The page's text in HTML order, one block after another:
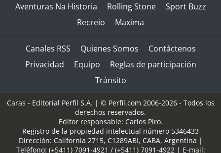
Aventuras Na Historia
Rolling Stone
Sport Buzz
Recreio
Maxima
Canales RSS Quienes Somos
Contáctenos
Privacidad
Equipo
Reglas de participación
Tránsito
Caras - Editorial Perfil S.A. | © Perfil.com 2006-2026 - Todos los
derechos reservados.
Editor responsable: Carlos Piro.
Registro de la propiedad intelectual número 5346433
Dirección: California 2715, C1289ABI, CABA, Argentina |
Teléfono: (+5411) 7091-4921 / (+5411) 7091-4922| E-mail: